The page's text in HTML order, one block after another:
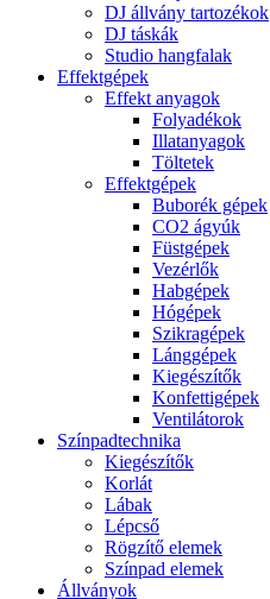
DJ állvány tartozékok
DJ táskák
Studio hangfalak
Effektgépek
Effekt anyagok
Folyadékok
Illatanyagok
Töltetek
Effektgépek
Buborék gépek
CO2 ágyúk
Füstgépek
Vezérlők
Habgépek
Hógépek
Szikragépek
Lánggépek
Kiegészítők
Konfettigépek
Ventilátorok
Színpadtechnika
Kiegészítők
Korlát
Lábak
Lépcső
Rögzítő elemek
Színpad elemek
Állványok